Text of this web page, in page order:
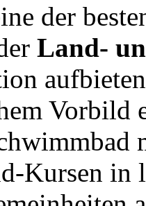
der
Land-
Vorbild
Kursen in